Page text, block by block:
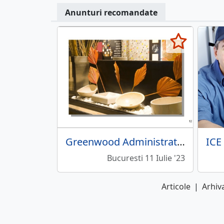
Anunturi recomandate
Greenwood Administration and Logistic - Solutii pentru amenajari interioare
Bucuresti 11 Iulie '23
Articole |